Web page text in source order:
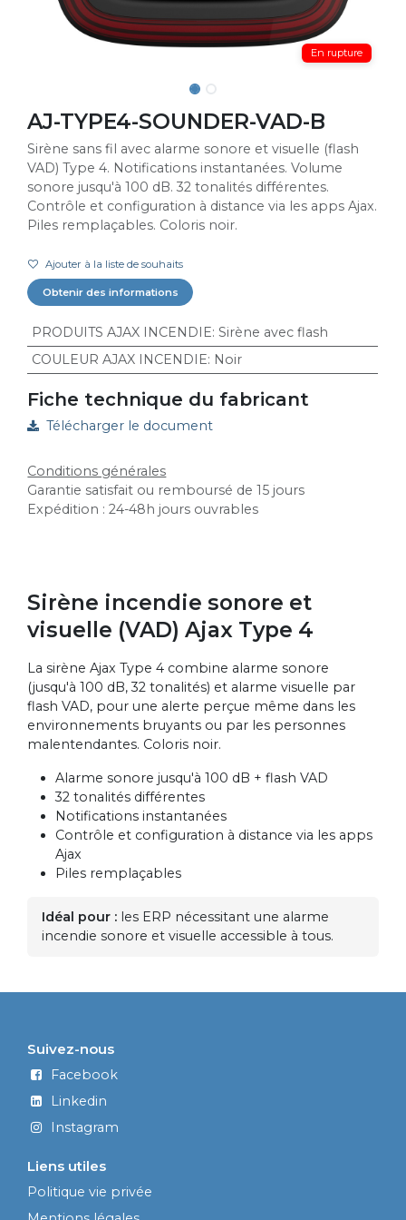
En rupture
AJ-TYPE4-SOUNDER-VAD-B
Sirène sans fil avec alarme sonore et visuelle (flash
VAD) Type 4. Notifications instantanées. Volume
sonore jusqu'à 100 dB. 32 tonalités différentes.
Contrôle et configuration à distance via les apps Ajax.
Piles remplaçables. Coloris noir.
Ajouter à la liste de souhaits
Obtenir des informations
PRODUITS AJAX INCENDIE: Sirène avec flash
COULEUR AJAX INCENDIE: Noir
Fiche technique du fabricant
Télécharger le document
Conditions générales
Garantie satisfait ou remboursé de 15 jours
Expédition : 24-48h jours ouvrables
Sirène incendie sonore et
visuelle (VAD) Ajax Type 4
La sirène Ajax Type 4 combine alarme sonore
(jusqu'à 100 dB, 32 tonalités) et alarme visuelle par
flash VAD, pour une alerte perçue même dans les
environnements bruyants ou par les personnes
malentendantes. Coloris noir.
Alarme sonore jusqu'à 100 dB + flash VAD
32 tonalités différentes
Notifications instantanées
Contrôle et configuration à distance via les apps
Ajax
Piles remplaçables
Idéal pour : les ERP nécessitant une alarme
incendie sonore et visuelle accessible à tous.
Liens utiles
Politique vie privée
Suivez-nous
Facebook
Linkedin
Instagram